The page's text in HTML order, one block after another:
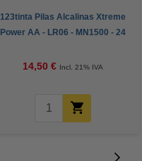
123tinta Pilas Alcalinas Xtreme
Power AA - LR06 - MN1500 - 24
14,50 € Incl. 21% IVA